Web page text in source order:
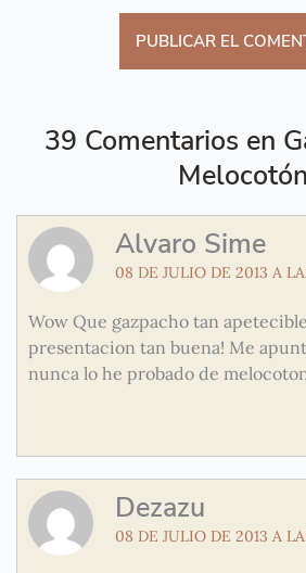
39 Comentarios en
Melocotón
Alvaro Sime
08 DE JULIO DE 2013 A
Wow Que gazpacho tan
presentacion tan buena! Me
nunca lo he probado de
Dezazu
08 DE JULIO DE 2013 A